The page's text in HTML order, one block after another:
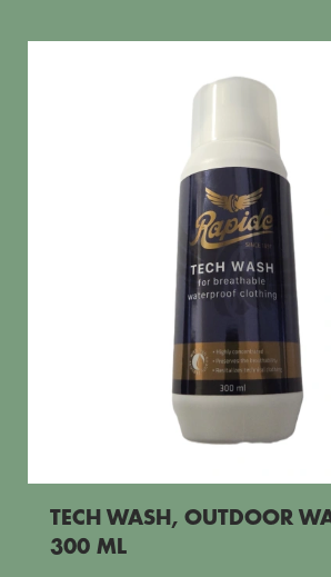
TECH WASH, OUTDOOR
300 ML